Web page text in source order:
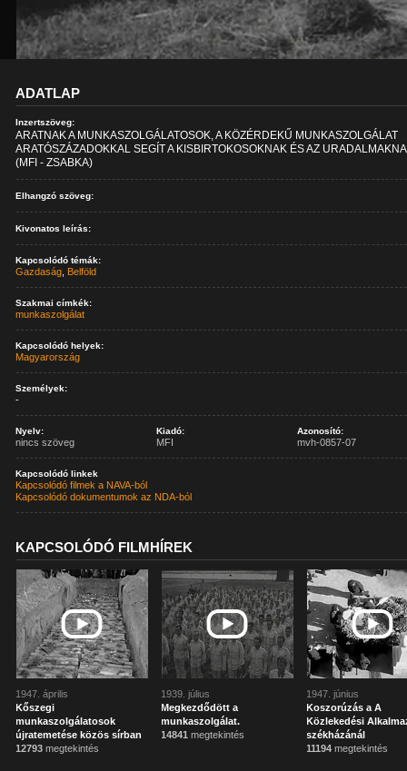
ADATLAP
Inzertszöveg:
ARATNAK A MUNKASZOLGÁLATOSOK, A KÖZÉRDEKŰ MUNKASZOLGÁLAT
ARATÓSZÁZADOKKAL SEGÍT A KISBIRTOKOSOKNAK ÉS AZ
(MFI - ZSABKA)
Elhangzó szöveg:
Kivonatos leírás:
Kapcsolódó témák:
Gazdaság Belföld
Szakmai címkék:
munkaszolgálat
Kapcsolódó helyek:
Magyarország
Személyek:
-
Nyelv:
nincs szöveg
Kiadó:
MFI
Azonosító:
mvh-0857-07
Kapcsolódó linkek
Kapcsolódó filmek a NAVA-ból
Kapcsolódó dokumentumok az NDA-ból
KAPCSOLÓDÓ FILMHÍREK
1947. április
Kőszegi
munkaszolgálatosok
újratemetése közös sírban
12793 megtekintés
1939. július
Megkezdődött a
munkaszolgálat.
14841 megtekintés
1947. június
Koszorúzás a A
Közlekedési
székházánál
11194 megtekintés